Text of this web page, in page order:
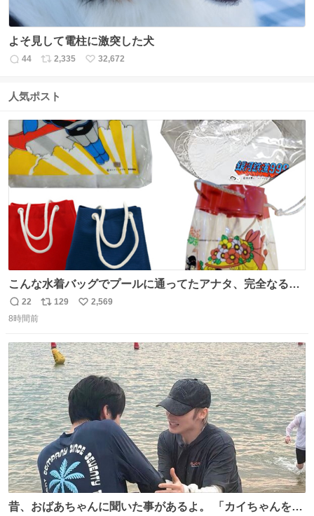
よそ見して電柱に激突した犬
返
数
44
リ
ス
数
2,335
い
32,672
人気ポスト
こんな水着バッグでプールに通ってたアナタ、完全なる同
世代（笑） #70年代 #80年代 #昭和レトロ
返
信
22
リ
ト
数
129
い
数
2,569
8時間前
昔、おばあちゃんに聞いた事があるよ。 「カイちゃんをい